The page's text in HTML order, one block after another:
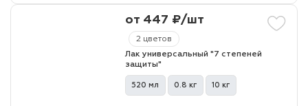
2 цветов
от 447 ₽/шт
Лак универсальный "7 степеней
защиты"
520 мл 0.8 кг 10 кг